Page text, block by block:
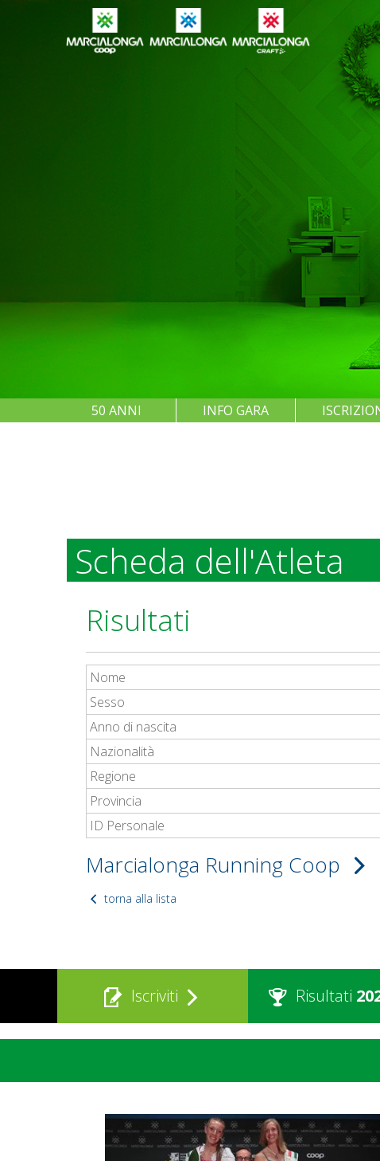
50 ANNI INFO GARA
Scheda dell'Atleta
Risultati
Nome
Sesso
Anno di nascita
Nazionalità
Regione
Provincia
ID Personale
Marcialonga Running Coop
torna alla lista
Iscriviti Risultati